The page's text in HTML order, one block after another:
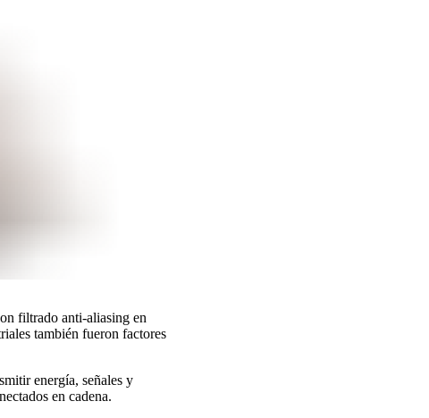
filtrado anti-aliasing en
también fueron factores
energía, señales y
en cadena.